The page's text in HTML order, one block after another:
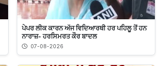
ਪੇਪਰ ਲੀਕ ਕਾਰਨ ਅੱਜ ਵਿਦਿਆਰਥੀ ਹਰ ਪਹਿਲੂ ਤੋਂ ਹਨ
ਨਾਰਾਜ਼- ਹਰਸਿਮਰਤ ਕੌਰ ਬਾਦਲ
07-08-2026